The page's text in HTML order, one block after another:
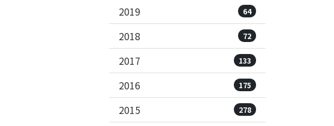
2019 64
2018 72
2017 133
2016 175
2015 278